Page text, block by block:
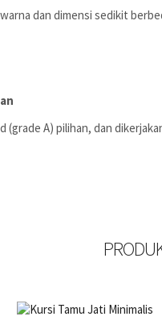
dan dimensi sedikit
(grade A) pilihan, dan